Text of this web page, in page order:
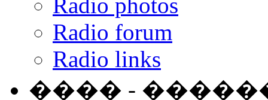
Radio forum
Radio links
���� -